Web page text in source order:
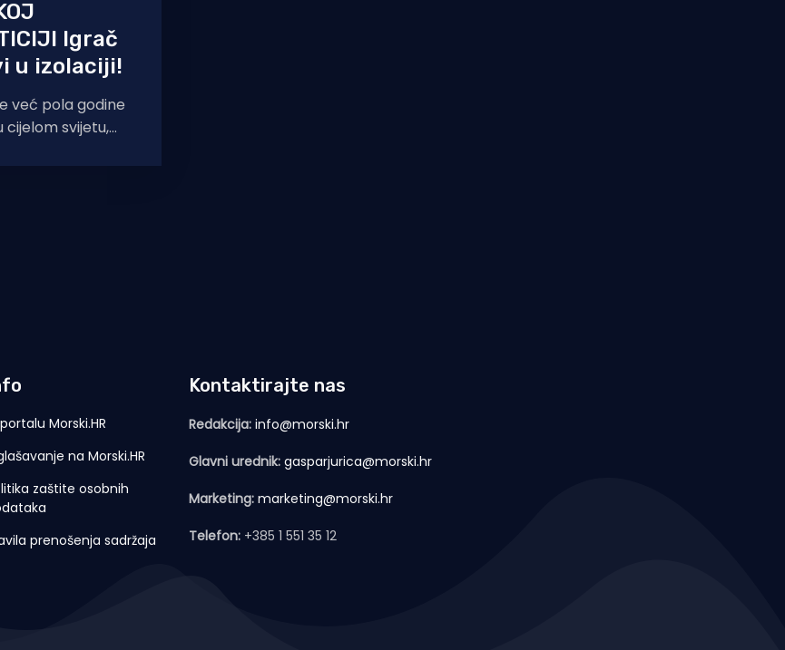
Igrač
u izolaciji!
već pola godine
cijelom svijetu,
Morski.HR
na Morski.HR
zaštite osobnih
prenošenja sadržaja
Kontaktirajte nas
Redakcija: info@morski.hr
Glavni urednik: gasparjurica@morski.hr
Marketing: marketing@morski.hr
Telefon: +385 1 551 35 12